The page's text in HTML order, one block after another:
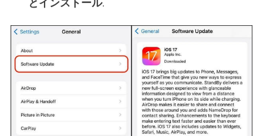
とインストール.